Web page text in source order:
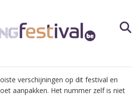
verschijningen op dit festival en
aanpakken. Het nummer zelf is niet